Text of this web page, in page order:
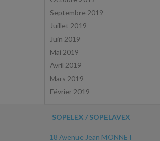
Septembre 2019
Juillet 2019
Juin 2019
Mai 2019
Avril 2019
Mars 2019
Février 2019
SOPELEX / SOPELAVEX
18 Avenue Jean MONNET